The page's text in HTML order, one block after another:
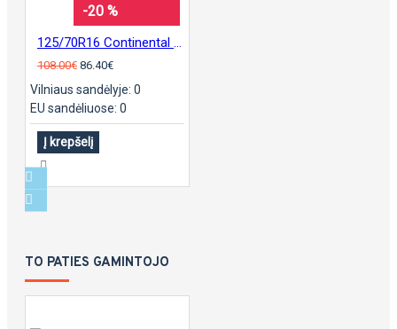
-20 %
108.00€ 86.40€
Vilniaus sandėlyje: 0
EU sandėliuose: 0
Į krepšelį
TO PATIES GAMINTOJO